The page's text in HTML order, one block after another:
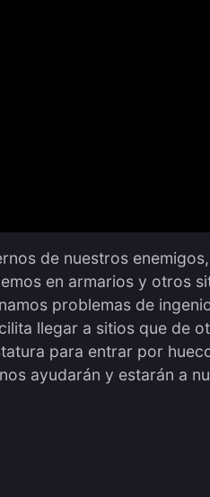
de nuestros
en armarios y otros
problemas de
llegar a sitios que de
para entrar por
ayudarán y estarán a